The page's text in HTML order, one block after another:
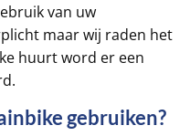
van uw
maar wij raden het
huurt word er een
gebruiken?